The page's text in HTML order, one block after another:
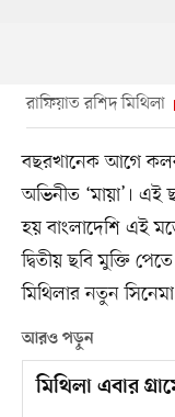
রাফিয়াত রশিদ মিথিলা
বছরখানেক আগে
অভিনীত ‘মায়া’। এই
হয় বাংলাদেশি এই
দ্বিতীয় ছবি মুক্তি
মিথিলার নতুন
আরও পড়ুন
মিথিলা এবার